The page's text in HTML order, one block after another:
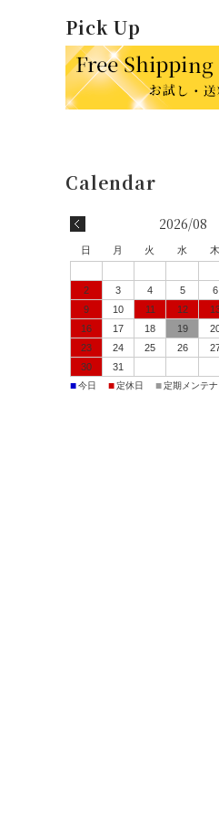
Pick Up
2026/08
日 月 火 水 木
2
3 4 5 6
9
10 11 12
16
17 18 19
23
24 25 26
30
31
■今日 ■定休日 ■定期メンテナ